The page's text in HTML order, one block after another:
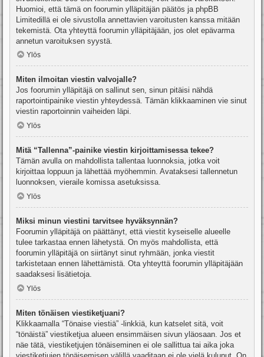
Huomioi, että tämä on foorumin ylläpitäjän päätös ja phpBB
Limitedillä ei ole sivustolla annettavien varoitusten kanssa mitään
tekemistä. Ota yhteyttä foorumin ylläpitäjään, jos olet epävarma
annetun varoituksen syystä.
Ylös
Miten ilmoitan viestin valvojalle?
Jos foorumin ylläpitäjä on sallinut sen, sinun pitäisi nähdä
raportointipainike viestin yhteydessä. Tämän klikkaaminen vie sinut
viestin raportoinnin vaiheiden läpi.
Ylös
Mitä “Tallenna”-painike viestin kirjoittamisessa tekee?
Tämän avulla on mahdollista tallentaa luonnoksia, jotka voit
kirjoittaa loppuun ja lähettää myöhemmin. Avataksesi tallennetun
luonnoksen, vieraile komissa asetuksissa.
Ylös
Miksi minun viestini tarvitsee hyväksynnän?
Foorumin ylläpitäjä on päättänyt, että viestit kyseiselle alueelle
tulee tarkastaa ennen lähetystä. On myös mahdollista, että
foorumin ylläpitäjä on siirtänyt sinut ryhmään, jonka viestit
tarkistetaan ennen lähettämistä. Ota yhteyttä foorumin ylläpitäjään
saadaksesi lisätietoja.
Ylös
Miten tönäisen viestiketjuani?
Klikkaamalla “Tönaise viestiä” -linkkiä, kun katselet sitä, voit
“tönäistä” viestiketjua alueen ensimmäisen sivun yläosaan. Jos et
näe tätä, viestiketjujen tönäiseminen ei ole sallittua tai aika joka